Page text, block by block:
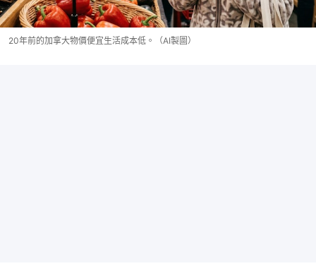
20年前的加拿大物價便宜生活成本低。（AI製圖）